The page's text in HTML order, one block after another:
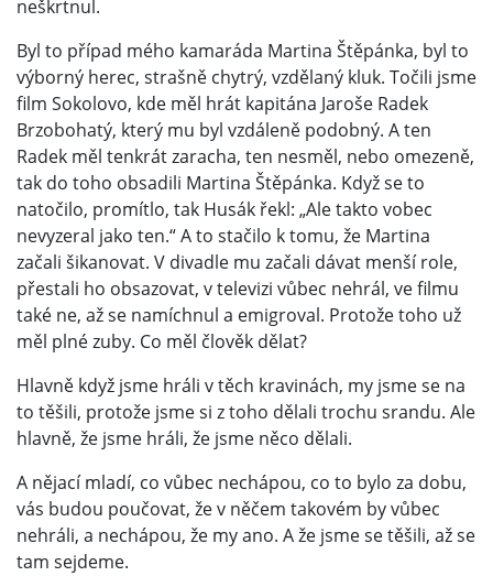
neškrtnul.
Byl to případ mého kamaráda Martina Štěpánka, byl to
výborný herec, strašně chytrý, vzdělaný kluk. Točili jsme
film Sokolovo, kde měl hrát kapitána Jaroše Radek
Brzobohatý, který mu byl vzdáleně podobný. A ten
Radek měl tenkrát zaracha, ten nesměl, nebo omezeně,
tak do toho obsadili Martina Štěpánka. Když se to
natočilo, promítlo, tak Husák řekl: „Ale takto vobec
nevyzeral jako ten.“ A to stačilo k tomu, že Martina
začali šikanovat. V divadle mu začali dávat menší role,
přestali ho obsazovat, v televizi vůbec nehrál, ve filmu
také ne, až se namíchnul a emigroval. Protože toho už
měl plné zuby. Co měl člověk dělat?
Hlavně když jsme hráli v těch kravinách, my jsme se na
to těšili, protože jsme si z toho dělali trochu srandu. Ale
hlavně, že jsme hráli, že jsme něco dělali.
A nějací mladí, co vůbec nechápou, co to bylo za dobu,
vás budou poučovat, že v něčem takovém by vůbec
nehráli, a nechápou, že my ano. A že jsme se těšili, až se
tam sejdeme.